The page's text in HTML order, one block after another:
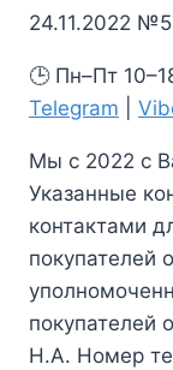
24.11.2022
🕒 Пн–Пт
Telegram
Мы с 2022 с
Указанные
контактами
покупателей
покупателей
Н.А. Номер